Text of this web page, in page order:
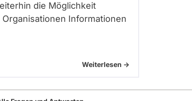
die Möglichkeit
Informationen
Weiterlesen ->